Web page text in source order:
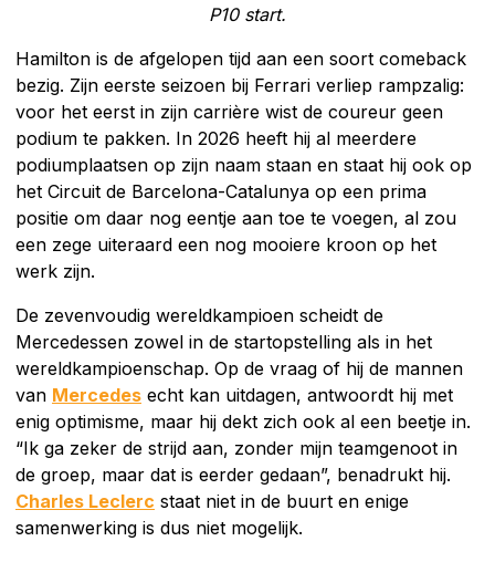
P10 start.
Hamilton is de afgelopen tijd aan een soort comeback
bezig. Zijn eerste seizoen bij Ferrari verliep rampzalig:
voor het eerst in zijn carrière wist de coureur geen
podium te pakken. In 2026 heeft hij al meerdere
podiumplaatsen op zijn naam staan en staat hij ook op
het Circuit de Barcelona-Catalunya op een prima
positie om daar nog eentje aan toe te voegen, al zou
een zege uiteraard een nog mooiere kroon op het
werk zijn.
De zevenvoudig wereldkampioen scheidt de
Mercedessen zowel in de startopstelling als in het
wereldkampioenschap. Op de vraag of hij de mannen
van Mercedes echt kan uitdagen, antwoordt hij met
enig optimisme, maar hij dekt zich ook al een beetje in.
“Ik ga zeker de strijd aan, zonder mijn teamgenoot in
de groep, maar dat is eerder gedaan”, benadrukt hij.
Charles Leclerc staat niet in de buurt en enige
samenwerking is dus niet mogelijk.